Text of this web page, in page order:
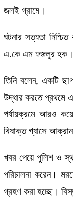
জলই গ্রামে।
ঘটনার সত্যতা
এ.কে এম ফজলুর হক।
তিনি বলেন, একটি
উদ্ধার করতে প্রথমে
পর্যায়ক্রমে আরও
বিষাক্ত গ্যাসে
খবর পেয়ে পুলিশ ও
পরিচালনা করেন।
গ্রহণ করা হচ্ছে।